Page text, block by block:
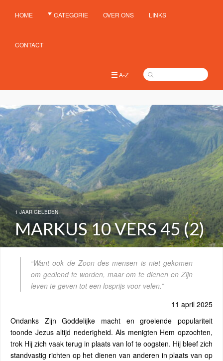
HOME CATEGORIE OVER ONS LINKS
CONTACT
A-Z
1 JAAR GELEDEN
MARKUS 10 VERS 45 (2)
“Want ook de Zoon des mensen is niet gekomen
om gediend te worden, maar om te dienen en Zijn
leven te geven tot een losprijs voor velen.”
11 april 2025
Ondanks Zijn Goddelijke macht en groeiende populariteit
toonde Jezus altijd nederigheid. Als menigten Hem opzochten,
trok Hij zich vaak terug in plaats van lof te oogsten. Hij bleef zich
standvastig richten op het dienen van anderen in plaats van op